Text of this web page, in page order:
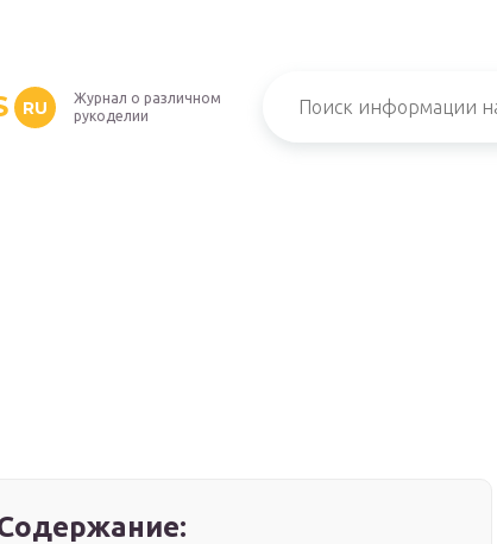
RU
Журнал о различном
рукоделии